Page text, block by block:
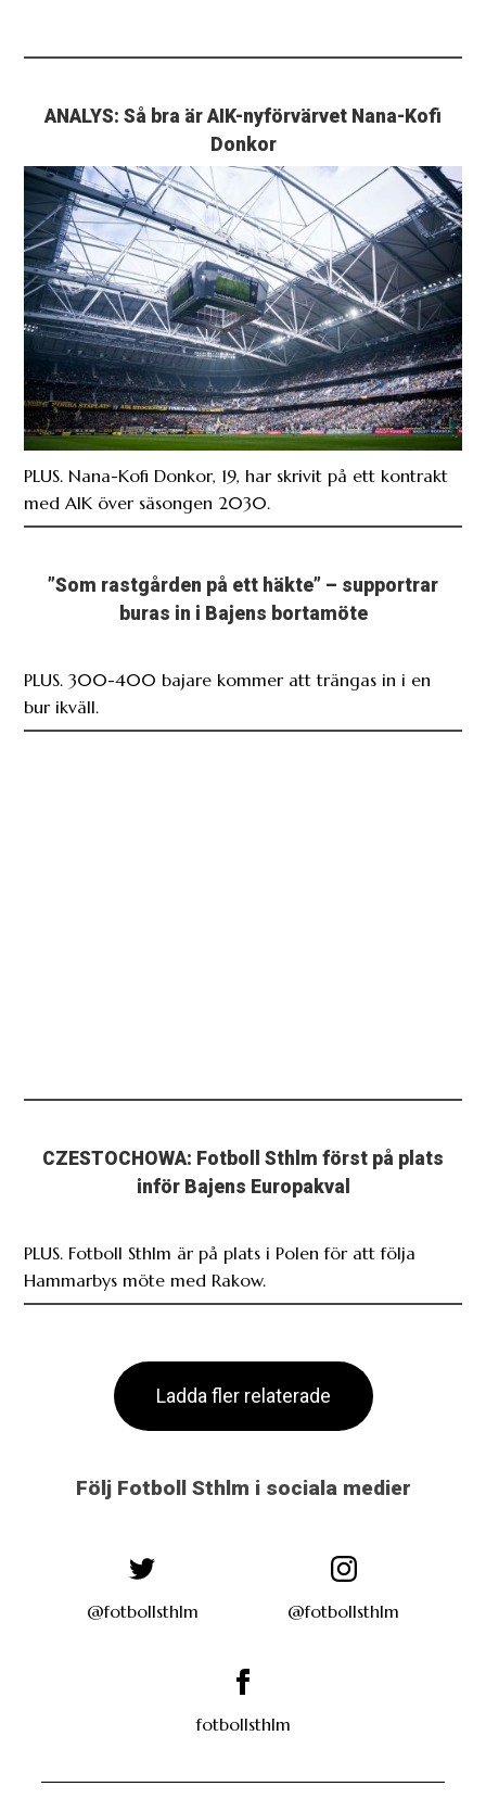
ANALYS: Så bra är AIK-nyförvärvet Nana-Kofi
Donkor
PLUS. Nana-Kofi Donkor, 19, har skrivit på ett kontrakt
med AIK över säsongen 2030.
”Som rastgården på ett häkte” – supportrar
buras in i Bajens bortamöte
PLUS. 300-400 bajare kommer att trängas in i en
bur ikväll.
CZESTOCHOWA: Fotboll Sthlm först på plats
inför Bajens Europakval
PLUS. Fotboll Sthlm är på plats i Polen för att följa
Hammarbys möte med Rakow.
Ladda fler relaterade
Följ Fotboll Sthlm i sociala medier
@fotbollsthlm @fotbollsthlm
fotbollsthlm